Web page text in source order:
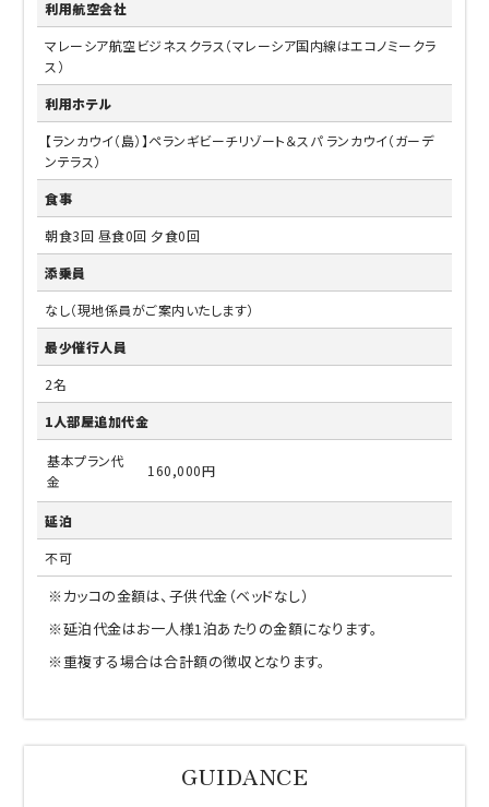
利用航空会社
マレーシア航空ビジネスクラス（マレーシア国内線はエコノミークラ
ス）
利用ホテル
【ランカウイ（島）】ペランギビーチリゾート＆スパ ランカウイ（ガーデ
ンテラス）
食事
朝食3回 昼食0回 夕食0回
添乗員
なし（現地係員がご案内いたします）
最少催行人員
2名
1人部屋追加代金
基本プラン代
金
160,000円
延泊
不可
※カッコの金額は、子供代金（ベッドなし）
※延泊代金はお一人様1泊あたりの金額になります。
※重複する場合は合計額の徴収となります。